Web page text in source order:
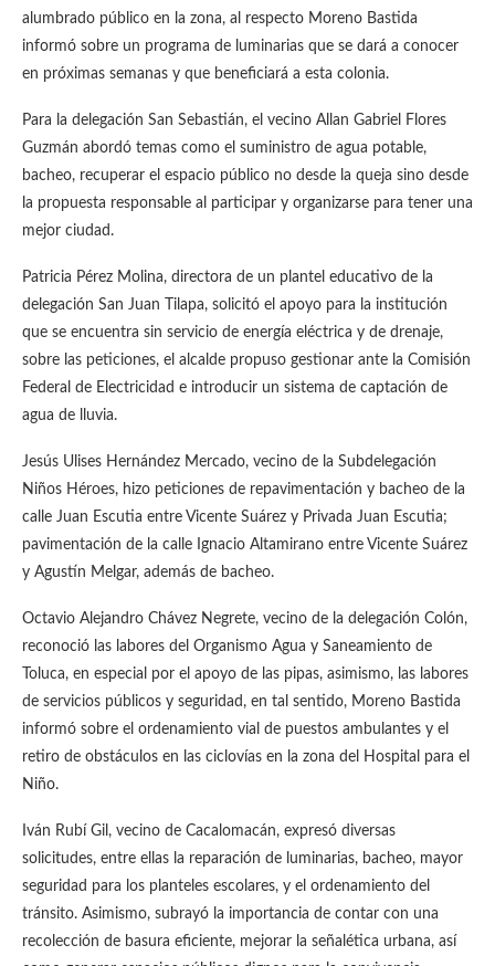
alumbrado público en la zona, al respecto Moreno Bastida
informó sobre un programa de luminarias que se dará a conocer
en próximas semanas y que beneficiará a esta colonia.
Para la delegación San Sebastián, el vecino Allan Gabriel Flores
Guzmán abordó temas como el suministro de agua potable,
bacheo, recuperar el espacio público no desde la queja sino desde
la propuesta responsable al participar y organizarse para tener una
mejor ciudad.
Patricia Pérez Molina, directora de un plantel educativo de la
delegación San Juan Tilapa, solicitó el apoyo para la institución
que se encuentra sin servicio de energía eléctrica y de drenaje,
sobre las peticiones, el alcalde propuso gestionar ante la Comisión
Federal de Electricidad e introducir un sistema de captación de
agua de lluvia.
Jesús Ulises Hernández Mercado, vecino de la Subdelegación
Niños Héroes, hizo peticiones de repavimentación y bacheo de la
calle Juan Escutia entre Vicente Suárez y Privada Juan Escutia;
pavimentación de la calle Ignacio Altamirano entre Vicente Suárez
y Agustín Melgar, además de bacheo.
Octavio Alejandro Chávez Negrete, vecino de la delegación Colón,
reconoció las labores del Organismo Agua y Saneamiento de
Toluca, en especial por el apoyo de las pipas, asimismo, las labores
de servicios públicos y seguridad, en tal sentido, Moreno Bastida
informó sobre el ordenamiento vial de puestos ambulantes y el
retiro de obstáculos en las ciclovías en la zona del Hospital para el
Niño.
Iván Rubí Gil, vecino de Cacalomacán, expresó diversas
solicitudes, entre ellas la reparación de luminarias, bacheo, mayor
seguridad para los planteles escolares, y el ordenamiento del
tránsito. Asimismo, subrayó la importancia de contar con una
recolección de basura eficiente, mejorar la señalética urbana, así